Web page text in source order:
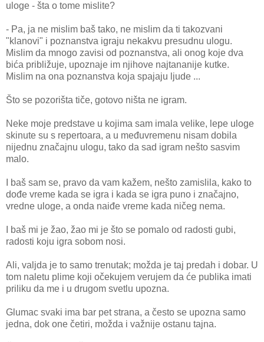
uloge - šta o tome mislite?
- Pa, ja ne mislim baš tako, ne mislim da ti takozvani
"klanovi" i poznanstva igraju nekakvu presudnu ulogu.
Mislim da mnogo zavisi od poznanstva, ali onog koje dva
bića približuje, upoznaje im njihove najtananije kutke.
Mislim na ona poznanstva koja spajaju ljude ...
Što se pozorišta tiče, gotovo ništa ne igram.
Neke moje predstave u kojima sam imala velike, lepe uloge
skinute su s repertoara, a u međuvremenu nisam dobila
nijednu značajnu ulogu, tako da sad igram nešto sasvim
malo.
I baš sam se, pravo da vam kažem, nešto zamislila, kako to
dođe vreme kada se igra i kada se igra puno i značajno,
vredne uloge, a onda naiđe vreme kada ničeg nema.
I baš mi je žao, žao mi je što se pomalo od radosti gubi,
radosti koju igra sobom nosi.
Ali, valjda je to samo trenutak; možda je taj predah i dobar. U
tom naletu plime koji očekujem verujem da će publika imati
priliku da me i u drugom svetlu upozna.
Glumac svaki ima bar pet strana, a često se upozna samo
jedna, dok one četiri, možda i važnije ostanu tajna.